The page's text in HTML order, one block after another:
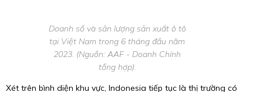
Doanh số và sản lượng sản xuất ô tô
tại Việt Nam trong 6 tháng đầu năm
2023. (Nguồn: AAF - Doanh Chính
tổng hợp).
Xét trên bình diện khu vực, Indonesia tiếp tục là thị trường có